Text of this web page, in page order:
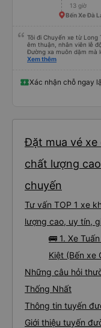
13 giờ
Bến Xe Đà
Tôi đi Chuyến xe từ Long
êm thuận, nhân viên lễ độ, tài xế vững tay
Đường xa muôn dặm mà
nghiêm cẩn, hiếm thấy
Xem thêm
Xác nhận chỗ ngay
Đặt mua vé
chất lượng
chuyến
Tư vấn TOP 1 xe
lượng cao, uy tín,
🚌 1. Xe
Kiệt (Bến xe
Những câu hỏi
Thống Nhất
Thông tin tuyến
Giới thiệu tuyến